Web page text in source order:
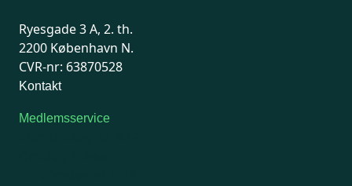
Ryesgade 3 A, 2. th.
2200 København N.
CVR-nr: 63870528
Kontakt
Medlemsservice